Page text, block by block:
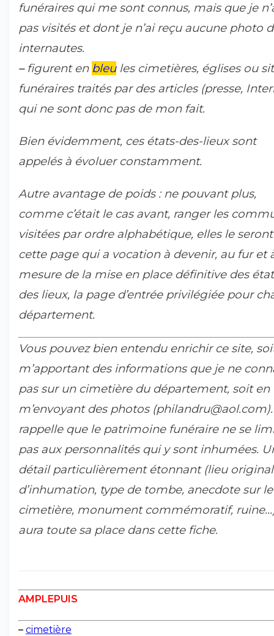
funéraires qui me sont connus, mais que je
pas visités et dont je n’ai reçu aucune photo
internautes.
–figurent en bleules cimetières, églises ou
funéraires traités par des articles (presse,
qui ne sont donc pas de mon fait.
Bien évidemment, ces états-des-lieux sont
appelés à évoluer constamment.
Autre avantage de poids : ne pouvant plus,
comme c’était le cas avant, ranger les
visitées par ordre alphabétique, elles le
cette page qui a vocation à devenir, au fur et
mesure de la mise en place définitive des
des lieux, la page d’entrée privilégiée pour
département.
Vous pouvez bien entendu enrichir ce site,
m’apportant des informations que je ne
pas sur un cimetière du département, soit en
m’envoyant des photos
rappelle que le patrimoine funéraire ne se
pas aux personnalités qui y sont inhumées.
détail particulièrement étonnant (lieu original
d’inhumation, type de tombe, anecdote sur le
cimetière, monument commémoratif,
aura toute sa place dans cette fiche.
AMPLEPUIS
– cimetière